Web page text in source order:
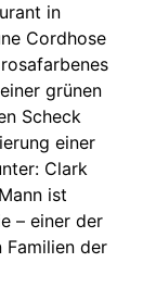
in
Cordhose
grünen
Scheck
einer
Clark
ist
– einer der
Familien der